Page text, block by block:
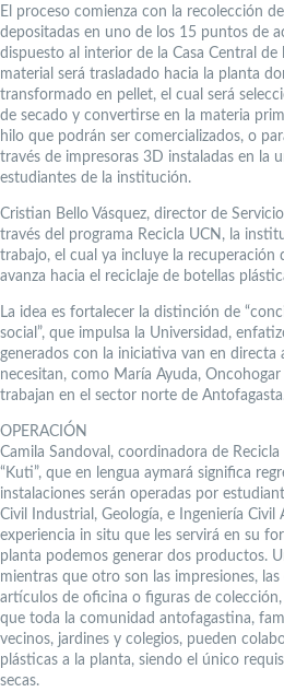
El proceso comienza con la recolección
depositadas en uno de los 15 puntos de
dispuesto al interior de la Casa Central
material será trasladado hacia la planta
transformado en pellet, el cual será
de secado y convertirse en la materia
hilo que podrán ser comercializados, o
través de impresoras 3D instaladas en la
estudiantes de la institución.
Cristian Bello Vásquez, director de
través del programa Recicla UCN, la
trabajo, el cual ya incluye la recuperación
avanza hacia el reciclaje de botellas
La idea es fortalecer la distinción de
social”, que impulsa la Universidad,
generados con la iniciativa van en
necesitan, como María Ayuda,
trabajan en el sector norte de
OPERACIÓN
Camila Sandoval, coordinadora de
“Kuti”, que en lengua aymará significa
instalaciones serán operadas por
Civil Industrial, Geología, e Ingeniería
experiencia in situ que les servirá en su
planta podemos generar dos productos.
mientras que otro son las impresiones,
artículos de oficina o figuras de
que toda la comunidad antofagastina,
vecinos, jardines y colegios, pueden
plásticas a la planta, siendo el único
secas.